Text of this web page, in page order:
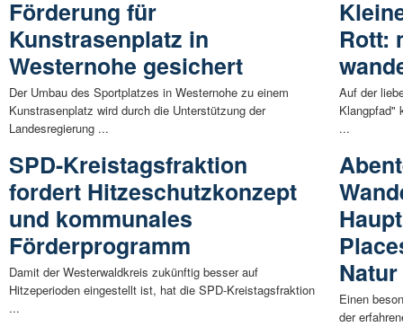
Förderung für
Kunstrasenplatz in
Westernohe gesichert
Der Umbau des Sportplatzes in Westernohe zu einem
Kunstrasenplatz wird durch die Unterstützung der
Landesregierung ...
SPD-Kreistagsfraktion
fordert Hitzeschutzkonzept
und kommunales
Förderprogramm
Damit der Westerwaldkreis zukünftig besser auf
Hitzeperioden eingestellt ist, hat die SPD-Kreistagsfraktion
...
Rott:
Auf der
Klangpfad"
...
Natur
Einen
der